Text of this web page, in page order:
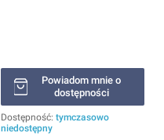
Powiadom mnie o
dostępności
Dostępność: tymczasowo
niedostępny